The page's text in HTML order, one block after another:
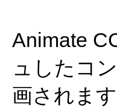
Animate
ュしたコ
画されま